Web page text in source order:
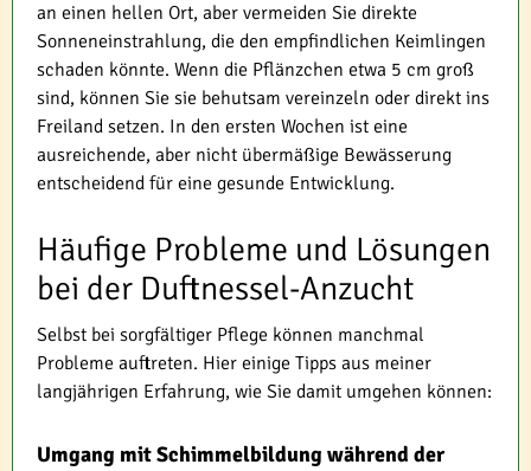
an einen hellen Ort, aber vermeiden Sie direkte
Sonneneinstrahlung, die den empfindlichen Keimlingen
schaden könnte. Wenn die Pflänzchen etwa 5 cm groß
sind, können Sie sie behutsam vereinzeln oder direkt ins
Freiland setzen. In den ersten Wochen ist eine
ausreichende, aber nicht übermäßige Bewässerung
entscheidend für eine gesunde Entwicklung.
Häufige Probleme und Lösungen
bei der Duftnessel-Anzucht
Selbst bei sorgfältiger Pflege können manchmal
Probleme auftreten. Hier einige Tipps aus meiner
langjährigen Erfahrung, wie Sie damit umgehen können:
Umgang mit Schimmelbildung während der